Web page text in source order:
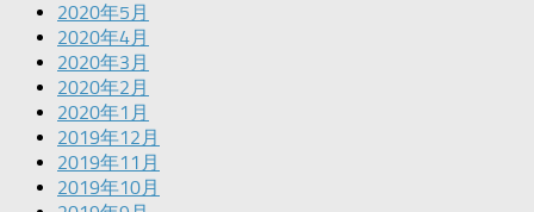
2020年5月
2020年4月
2020年3月
2020年2月
2020年1月
2019年12月
2019年11月
2019年10月